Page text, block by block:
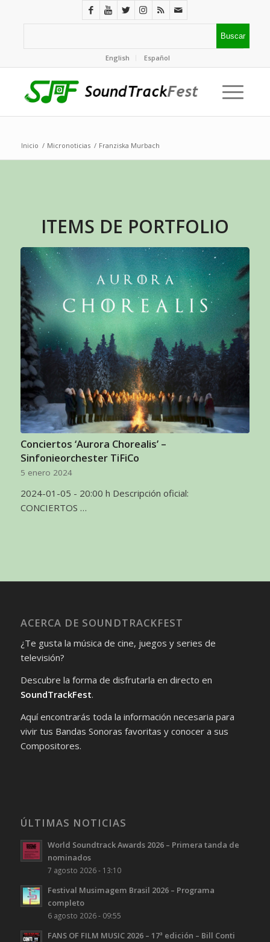
English Español
Inicio / Micronoticias / Franziska Murbach
ITEMS DE PORTFOLIO
Conciertos ‘Aurora Chorealis’ –
Sinfonieorchester TiFiCo
5 enero 2024
2024-01-05 - 20:00 h Descripción oficial:
CONCIERTOS …
ACERCA DE SOUNDTRACKFEST
¿Te gusta la música de cine, juegos y series de
televisión?
Descubre la forma de disfrutarla en directo en
SoundTrackFest.
Aquí encontrarás toda la información necesaria para
vivir tus Bandas Sonoras favoritas y conocer a sus
Compositores.
ÚLTIMAS NOTICIAS
World Soundtrack Awards 2026 – Primera tanda de
nominados
7 agosto 2026 - 13:10
Festival Musimagem Brasil 2026 – Programa
completo
6 agosto 2026 - 09:55
FANS OF FILM MUSIC 2026 – 17ª edición – Bill Conti